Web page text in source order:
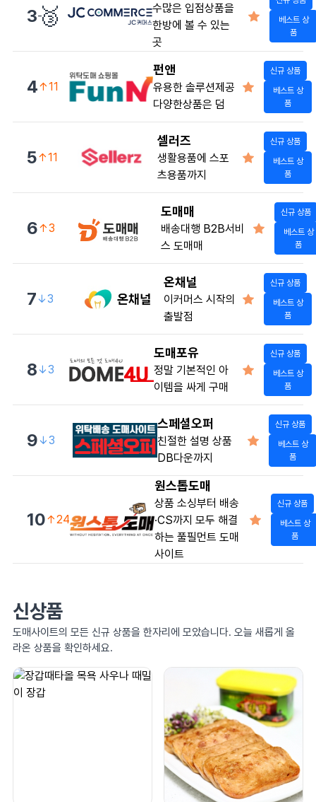
3-
🥉
수많은 입점상품을
한방에 볼 수 있는
곳
베스트 상
품
4↑11
펀앤
유용한 솔루션제공
다양한상품은 덤
신규 상품
베스트 상
품
5↑11
셀러즈
생활용품에 스포
츠용품까지
신규 상품
베스트 상
품
6↑3
도매매
배송대행 B2B서비
스 도매매
신규 상품
베스트 상
품
7↓3
온채널
이커머스 시작의
출발점
신규 상품
베스트 상
품
8↓3
도매포유
정말 기본적인 아
이템을 싸게 구매
신규 상품
베스트 상
품
9↓3
스페셜오퍼
친절한 설명 상품
DB다운까지
신규 상품
베스트 상
품
10↑24
원스톱도매
상품 소싱부터 배송
·CS까지 모두 해결
하는 풀필먼트 도매
사이트
신규 상품
베스트 상
품
신상품
도매사이트의 모든 신규 상품을 한자리에 모았습니다. 오늘 새롭게 올
라온 상품을 확인하세요.